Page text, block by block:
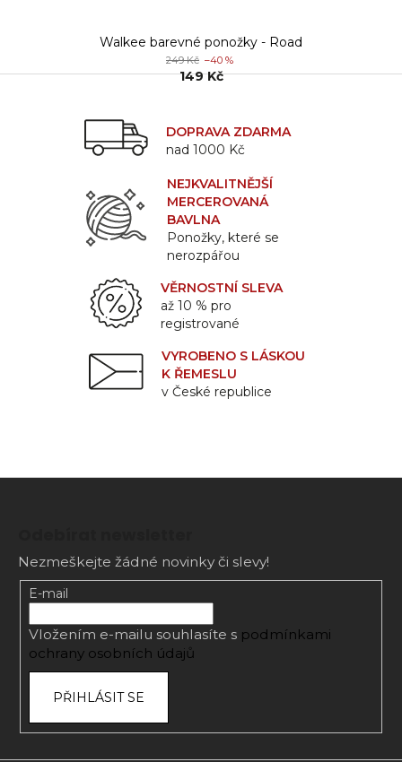
Walkee barevné ponožky - Road
249 Kč –40 %
149 Kč
DOPRAVA ZDARMA
nad 1000 Kč
NEJKVALITNĚJŠÍ
MERCEROVANÁ
BAVLNA
Ponožky, které se
nerozpářou
VĚRNOSTNÍ SLEVA
až 10 % pro
registrované
VYROBENO S LÁSKOU
K ŘEMESLU
v České republice
Nezmeškejte žádné novinky či slevy!
E-mail
Vložením e-mailu souhlasíte s podmínkami
ochrany osobních údajů
PŘIHLÁSIT SE